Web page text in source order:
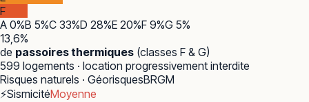
F
A 0%B 5%C 33%D 28%E 20%F 9%G 5%
13,6%
de passoires thermiques (classes F & G)
599 logements · location progressivement interdite
Risques naturels · GéorisquesBRGM
⚡SismicitéMoyenne